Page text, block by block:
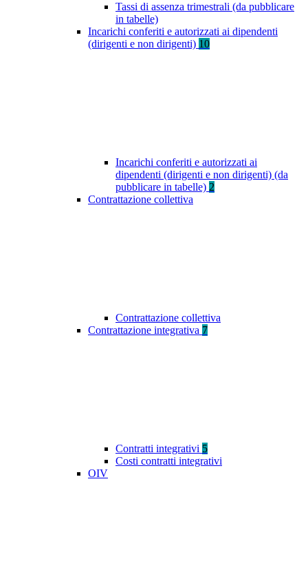
Tassi di assenza trimestrali (da pubblicare
in tabelle)
Incarichi conferiti e autorizzati ai dipendenti
(dirigenti e non dirigenti) 10
Incarichi conferiti e autorizzati ai
dipendenti (dirigenti e non dirigenti) (da
pubblicare in tabelle) 2
Contrattazione collettiva
Contrattazione collettiva
Contrattazione integrativa 7
Contratti integrativi 5
Costi contratti integrativi
OIV